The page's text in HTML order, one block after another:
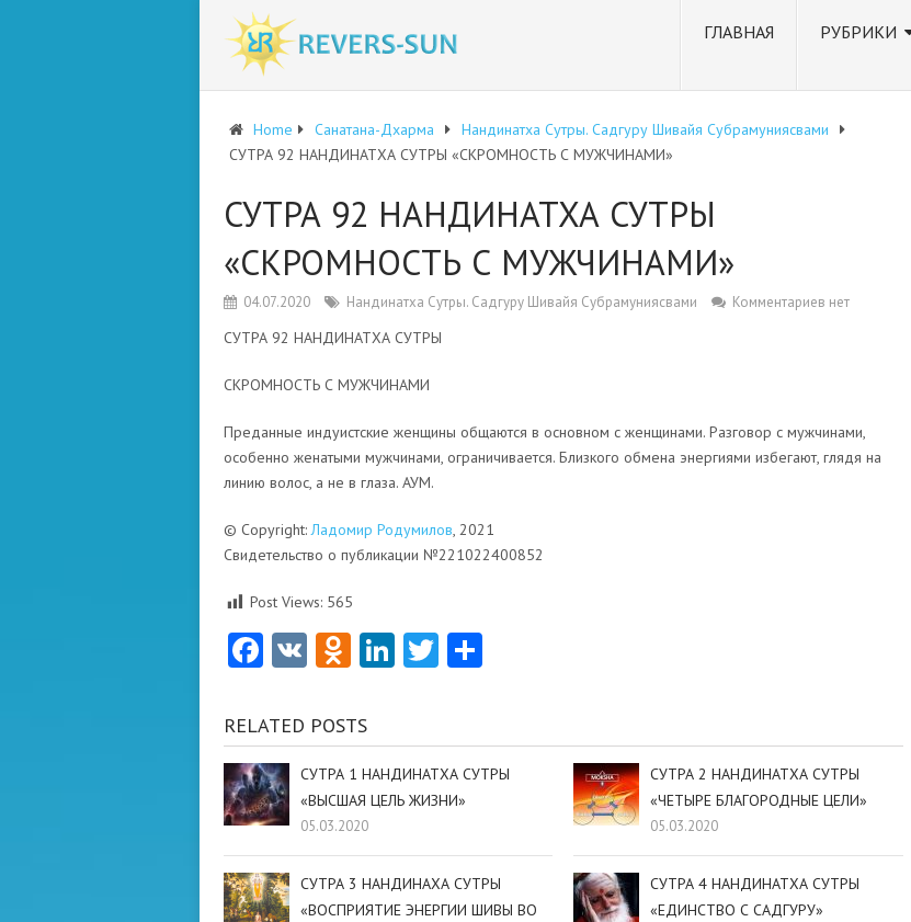
ГЛАВНАЯ РУБРИКИ
Home Санатана-Дхарма
Нандинатха Сутры. Садгуру Шивайя Субрамуниясвами
СУТРА 92 НАНДИНАТХА СУТРЫ «СКРОМНОСТЬ С МУЖЧИНАМИ»
СУТРА 92 НАНДИНАТХА СУТРЫ
«СКРОМНОСТЬ С МУЖЧИНАМИ»
04.07.2020 Нандинатха Сутры. Садгуру Шивайя Субрамуниясвами Комментариев нет
СУТРА 92 НАНДИНАТХА СУТРЫ
СКРОМНОСТЬ С МУЖЧИНАМИ
Преданные индуистские женщины общаются в основном с женщинами. Разговор с мужчинами,
особенно женатыми мужчинами, ограничивается. Близкого обмена энергиями избегают, глядя на
линию волос, а не в глаза. АУМ.
© Copyright:Ладомир Родумилов, 2021
Свидетельство о публикации №221022400852
Post Views: 565
Facebook
VKOdnoklassniki
LinkedIn
TwitterОтправить
RELATED POSTS
СУТРА 1 НАНДИНАТХА СУТРЫ
«ВЫСШАЯ ЦЕЛЬ ЖИЗНИ»
05.03.2020
СУТРА 2 НАНДИНАТХА СУТРЫ
«ЧЕТЫРЕ БЛАГОРОДНЫЕ ЦЕЛИ»
05.03.2020
СУТРА 3 НАНДИНАХА СУТРЫ
«ВОСПРИЯТИЕ ЭНЕРГИИ ШИВЫ ВО
СУТРА 4 НАНДИНАТХА СУТРЫ
«ЕДИНСТВО С САДГУРУ»